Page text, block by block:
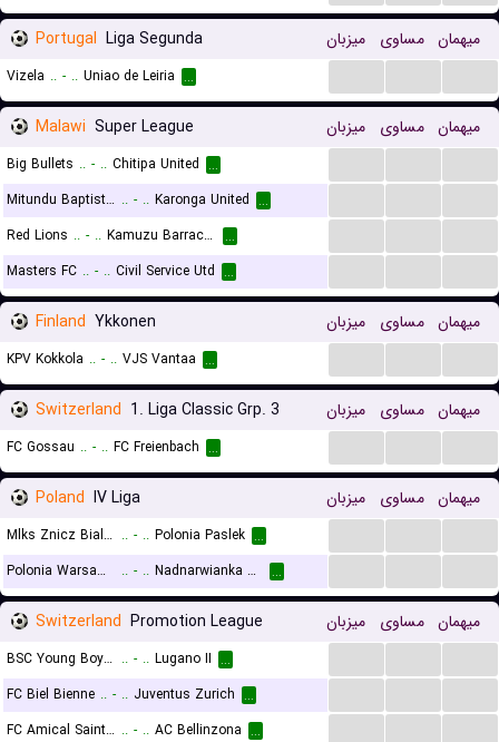
Portugal Liga Segunda میزبان مساوی میهمان
Vizela .. - .. Uniao de Leiria ...
Malawi Super League میزبان مساوی میهمان
Big Bullets .. - .. Chitipa United ...
Mitundu Baptist FC .. - .. Karonga United ...
Red Lions .. - .. Kamuzu Barracks ...
Masters FC .. - .. Civil Service Utd ...
Finland Ykkonen میزبان مساوی میهمان
KPV Kokkola .. - .. VJS Vantaa ...
Switzerland 1. Liga Classic Grp. 3 میزبان مساوی میهمان
FC Gossau .. - .. FC Freienbach ...
Poland IV Liga میزبان مساوی میهمان
Mlks Znicz Biala Piska .. - .. Polonia Paslek ...
Polonia Warsaw II
.. - .. Nadnarwianka Pultusk ...
Switzerland Promotion League میزبان مساوی میهمان
BSC Young Boys II .. - .. Lugano II ...
FC Biel Bienne .. - .. Juventus Zurich ...
FC Amical Saint-Prex .. - .. AC Bellinzona ...